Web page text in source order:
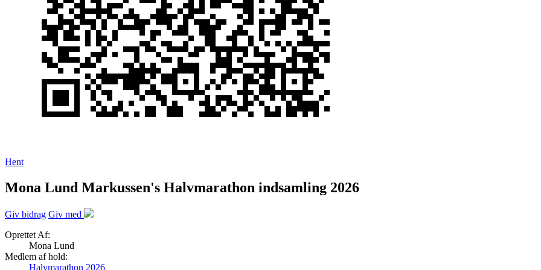
Hent
Mona Lund Markussen's Halvmarathon indsamling 2026
Giv bidrag Giv med
Oprettet Af:
Mona Lund
Medlem af hold:
Halvmarathon 2026